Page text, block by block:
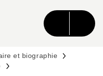
CONTENU
et biographie